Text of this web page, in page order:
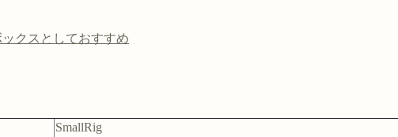
クスとしておすすめ
SmallRig